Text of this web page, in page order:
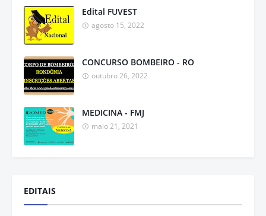
Edital FUVEST
agosto 15, 2022
CONCURSO BOMBEIRO - RO
outubro 26, 2022
MEDICINA - FMJ
maio 21, 2021
EDITAIS